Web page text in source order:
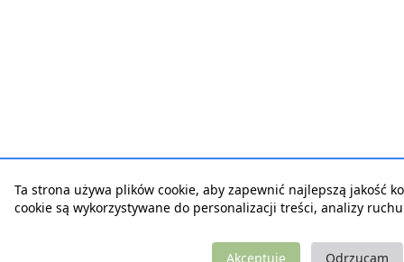
Ta strona używa plików cookie, aby zapewnić najlepszą jakość
cookie są wykorzystywane do personalizacji treści, analizy
Akceptuję Odrzucam